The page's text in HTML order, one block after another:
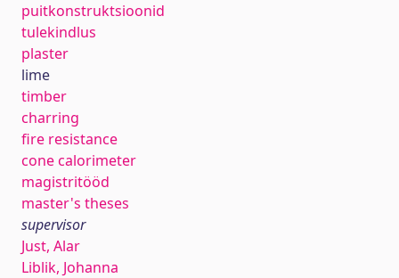
puitkonstruktsioonid
tulekindlus
plaster
lime
timber
charring
fire resistance
cone calorimeter
magistritööd
master's theses
supervisor
Just, Alar
Liblik, Johanna